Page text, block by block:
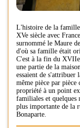
L'histoire de la
XVe siècle avec
surnommé le Maure
d'où sa famille était
C'est à la fin du XVIIe
une partie de la
essaient de s'attribuer
même pièce par pièce
propriété à un point
familiales et quelques
plus importante de la
Bonaparte.